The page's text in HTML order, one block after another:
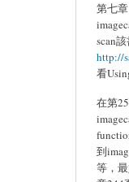
第七
scan
http://
看
在第
到
等，